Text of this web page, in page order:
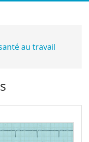
au travail